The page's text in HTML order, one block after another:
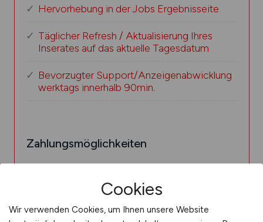
Hervorhebung in der Jobs Ergebnisseite
Täglicher Refresh / Aktualisierung Ihres
Inserates auf das aktuelle Tagesdatum
Bevorzugter Support/Anzeigenabwicklung
werktags innerhalb 90min.
Zahlungsmöglichkeiten
Cookies
Wir verwenden Cookies, um Ihnen unsere Website